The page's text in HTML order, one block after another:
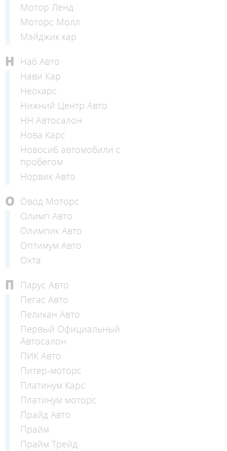
Мотор Ленд
Моторс Молл
Мэйджик кар
Н
Наб Авто
Нави Кар
Неокарс
Нижний Центр Авто
НН Автосалон
Нова Карс
Новосиб автомобили с
пробегом
Норвик Авто
О Овод Моторс
Олимп Авто
Олимпик Авто
Оптимум Авто
Охта
П
Парус Авто
Пегас Авто
Пеликан Авто
Первый Официальный
Автосалон
ПИК Авто
Питер-моторс
Платинум Карс
Платинум моторс
Прайд Авто
Прайм
Прайм Трейд